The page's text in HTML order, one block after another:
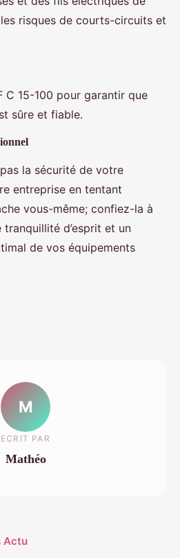
risques de courts-circuits et
C 15-100 pour garantir que
sûre et fiable.
la sécurité de votre
entreprise en tentant
vous-même; confiez-la à
d’esprit et un
de vos équipements
M
ECRIT PAR
Mathéo
Actu